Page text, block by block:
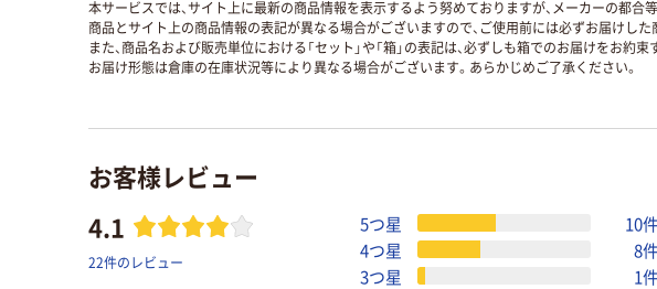
本サービスでは、サイト上に最新の商品情報を表示するよう努めておりますが、メーカーの都合等
商品とサイト上の商品情報の表記が異なる場合がございますので、ご使用前には必ずお届けし
また、商品名および販売単位における「セット」や「箱」の表記は、必ずしも箱でのお届けをお約束
お届け形態は倉庫の在庫状況等により異なる場合がございます。あらかじめご了承ください。
お客様レビュー
4.1
22件のレビュー
5つ星
10
4つ星
8
3つ星
1